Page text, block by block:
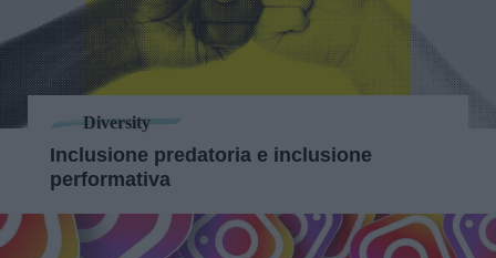
Diversity
Inclusione predatoria e inclusione
performativa